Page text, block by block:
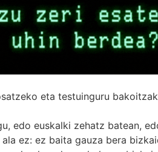
eta testuinguru
edo euskalki zehatz batean,
ez: ez baita gauza bera